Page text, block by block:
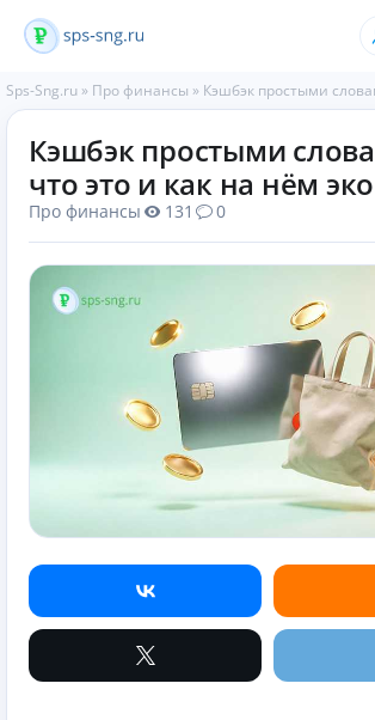
Sps-Sng.ru » Про финансы » Кэшбэк простыми
Кэшбэк простыми
что это и как на нём
Про финансы 131 0